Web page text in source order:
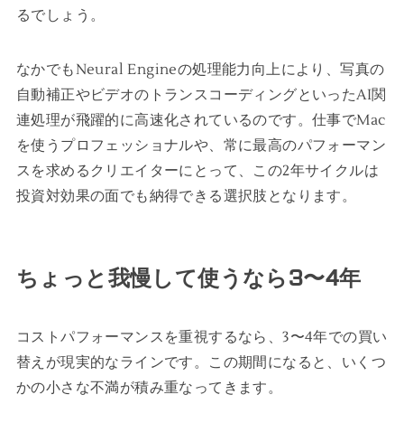
るでしょう。
なかでもNeural Engineの処理能力向上により、写真の
自動補正やビデオのトランスコーディングといったAI関
連処理が飛躍的に高速化されているのです。仕事でMac
を使うプロフェッショナルや、常に最高のパフォーマン
スを求めるクリエイターにとって、この2年サイクルは
投資対効果の面でも納得できる選択肢となります。
ちょっと我慢して使うなら3〜4年
コストパフォーマンスを重視するなら、3〜4年での買い
替えが現実的なラインです。この期間になると、いくつ
かの小さな不満が積み重なってきます。